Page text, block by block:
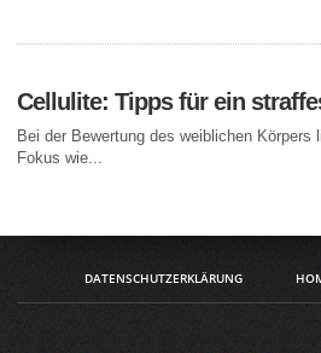
Cellulite: Tipps für ein
Bei der Bewertung des weiblichen Körpers
Fokus wie...
DATENSCHUTZERKLÄRUNG